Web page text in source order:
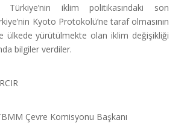
Türkiye’nin iklim politikasındaki son
Kyoto Protokolü’ne taraf olmasının
ülkede yürütülmekte olan iklim değişikliği
bilgiler verdiler.
Çevre Komisyonu Başkanı